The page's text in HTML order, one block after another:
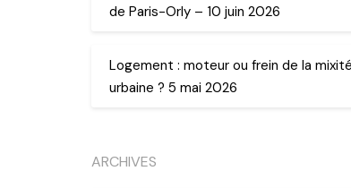
de Paris-Orly – 10 juin 2026
Logement : moteur ou frein de la mixité
urbaine ? 5 mai 2026
ARCHIVES